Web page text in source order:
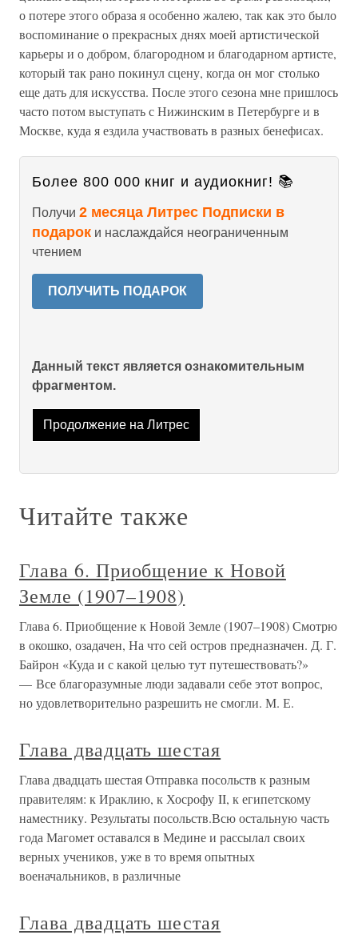
о потере этого образа я особенно жалею, так как это было
воспоминание о прекрасных днях моей артистической
карьеры и о добром, благородном и благодарном артисте,
который так рано покинул сцену, когда он мог столько
еще дать для искусства. После этого сезона мне пришлось
часто потом выступать с Нижинским в Петербурге и в
Москве, куда я ездила участвовать в разных бенефисах.
Более 800 000 книг и аудиокниг! 📚
Получи 2 месяца Литрес Подписки в
подарок и наслаждайся неограниченным
чтением
ПОЛУЧИТЬ ПОДАРОК
Данный текст является ознакомительным
фрагментом.
Продолжение на Литрес
Читайте также
Глава 6. Приобщение к Новой
Земле (1907–1908)
Глава 6. Приобщение к Новой Земле (1907–1908) Смотрю
в окошко, озадачен, На что сей остров предназначен. Д. Г.
Байрон «Куда и с какой целью тут путешествовать?»
— Все благоразумные люди задавали себе этот вопрос,
но удовлетворительно разрешить не смогли. М. Е.
Глава двадцать шестая
Глава двадцать шестая Отправка посольств к разным
правителям: к Ираклию, к Хосрофу II, к египетскому
наместнику. Результаты посольств.Всю остальную часть
года Магомет оставался в Медине и рассылал своих
верных учеников, уже в то время опытных
военачальников, в различные
Глава двадцать шестая